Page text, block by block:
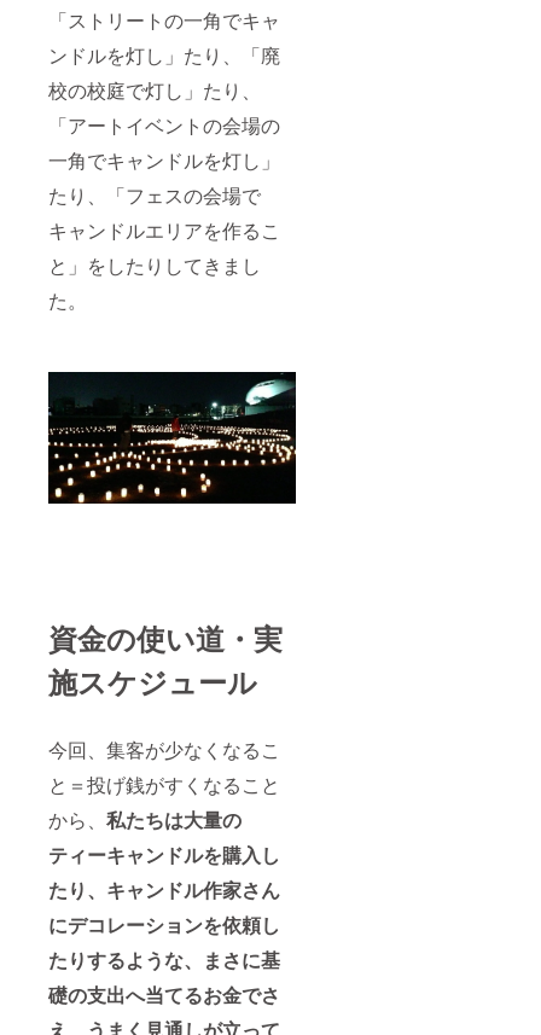
「ストリートの一角でキャ
ンドルを灯し」たり、「廃
校の校庭で灯し」たり、
「アートイベントの会場の
一角でキャンドルを灯し」
たり、「フェスの会場で
キャンドルエリアを作るこ
と」をしたりしてきまし
た。
資金の使い道・実
施スケジュール
今回、集客が少なくなるこ
と＝投げ銭がすくなること
から、 私たちは大量の
ティーキャンドルを購入し
たり、キャンドル作家さん
にデコレーションを依頼し
たりするような、まさに基
礎の支出へ当てるお金でさ